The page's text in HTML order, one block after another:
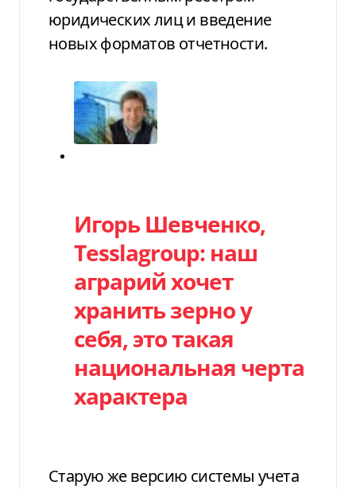
юридических лиц и введение
новых форматов отчетности.
Игорь Шевченко,
Tesslagroup: наш
аграрий хочет
хранить зерно у
себя, это такая
национальная черта
характера
Старую же версию системы учета